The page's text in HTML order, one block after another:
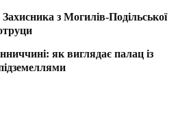
з Могилів-Подільської
як виглядає палац із